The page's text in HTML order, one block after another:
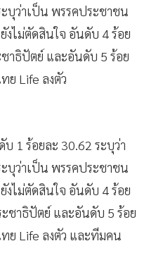
บ 1 ร้อยละ 38.32 ระบุว่า
บุว่าเป็น พรรคประชาชน
งไม่ตัดสินใจ อันดับ 4 ร้อย
าธิปัตย์ และอันดับ 5 ร้อย
1 ร้อยละ 30.62 ระบุว่า
บุว่าเป็น พรรคประชาชน
งไม่ตัดสินใจ อันดับ 4 ร้อย
ชาธิปัตย์ และอันดับ 5 ร้อย
ย Life ลงตัว และทีมคน